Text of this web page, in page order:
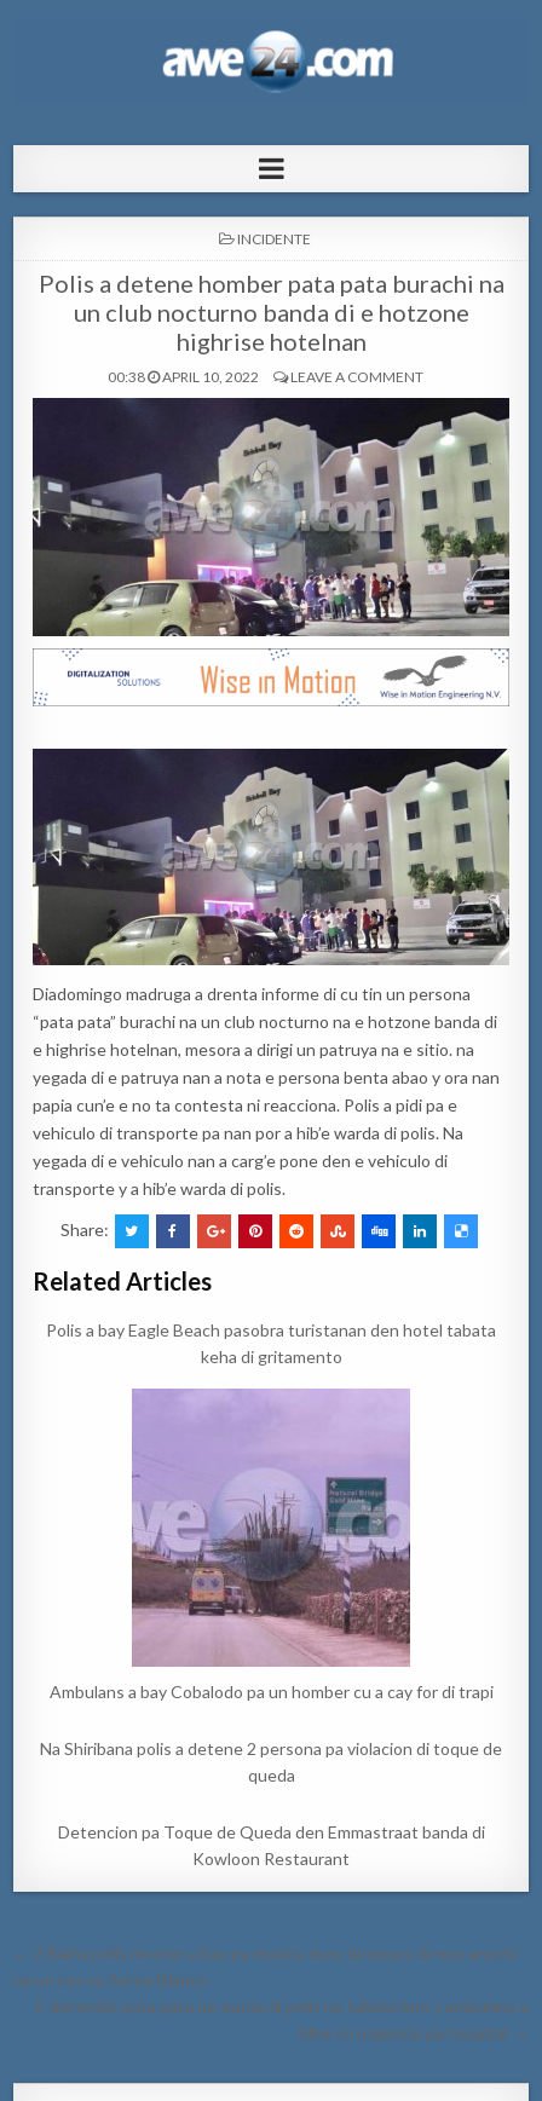
pa Aruba
POSTED
INCIDENTE
Polis a detene homber pata pata burachi na
un club nocturno banda di e hotzone
highrise hotelnan
00:38 APRIL 10, 2022 LEAVE A COMMENT
Diadomingo madruga a drenta informe di cu tin un persona
“pata pata” burachi na un club nocturno na e hotzone banda di
e highrise hotelnan, mesora a dirigi un patruya na e sitio. na
yegada di e patruya nan a nota e persona benta abao y ora nan
papia cun’e e no ta contesta ni reacciona. Polis a pidi pa e
vehiculo di transporte pa nan por a hib’e warda di polis. Na
yegada di e vehiculo nan a carg’e pone den e vehiculo di
transporte y a hib’e warda di polis.
Share:
Related Articles
Polis a bay Eagle Beach pasobra turistanan den hotel tabata
keha di gritamento
Ambulans a bay Cobalodo pa un homber cu a cay for di trapi
Na Shiribana polis a detene 2 persona pa violacion di toque de
queda
Detencion pa Toque de Queda den Emmastraat banda di
Kowloon Restaurant
Post
navigation
← 2 Biaha polis mester a bay pa musica duro despues di mey anochi
na un cas na Seroe Blanco
E detenido pata pata na warda di polis no tabata bon y ambulans a
hibe cu urgencia pa hospital →